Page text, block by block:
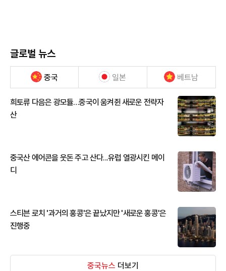
글로벌 뉴스
중국 일본 베트남
희토류 다음은 광모듈…중국이 움켜쥔 새로운 전략자
산
중국산 에어콘을 웃돈 주고 산다...유럽 열광시킨 메이
디
스티븐 로치 '과거의 홍콩'은 끝났지만 '새로운 홍콩'은
진행중
중국뉴스 더보기